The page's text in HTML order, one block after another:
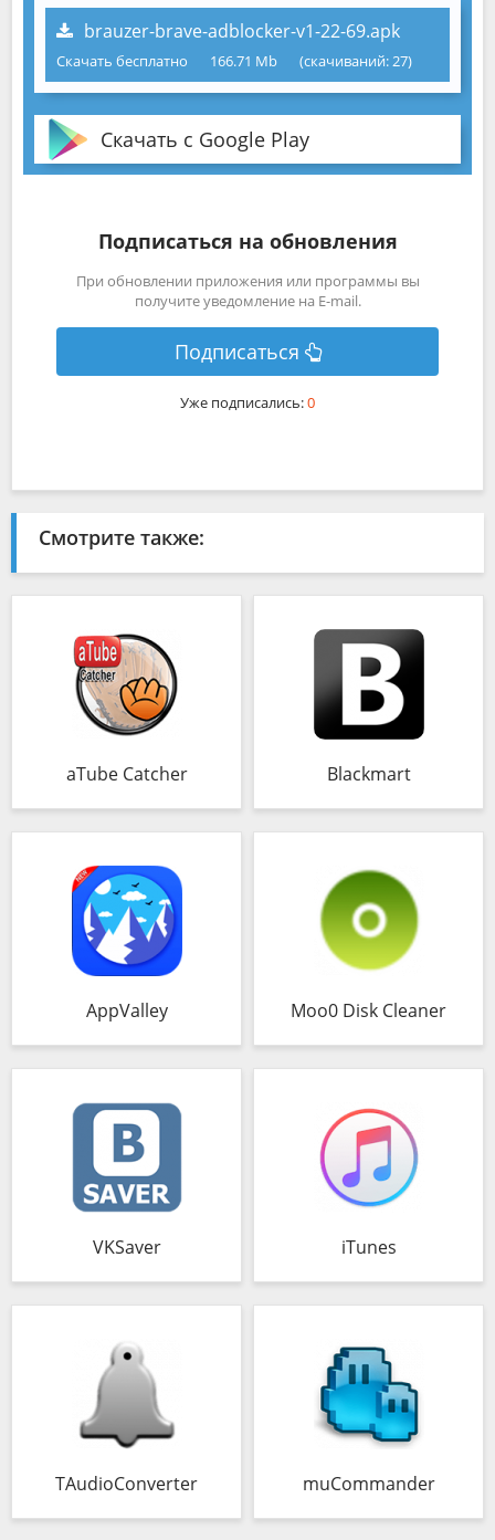
brauzer-brave-adblocker-v1-22-69.apk
Скачать бесплатно 166.71 Mb (cкачиваний: 27)
Скачать с Google Play
Подписаться на обновления
При обновлении приложения или программы вы
получите уведомление на E-mail.
Подписаться
Уже подписались:0
Смотрите также:
aTube Catcher Blackmart
AppValley Moo0 Disk Cleaner
VKSaver iTunes
TAudioConverter muCommander